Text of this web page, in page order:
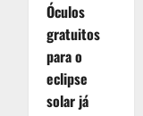
Óculos
gratuitos
para o
eclipse
solar já